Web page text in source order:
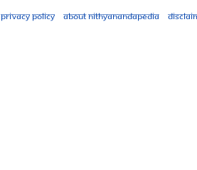
Privacy policy About Nithyanandapedia